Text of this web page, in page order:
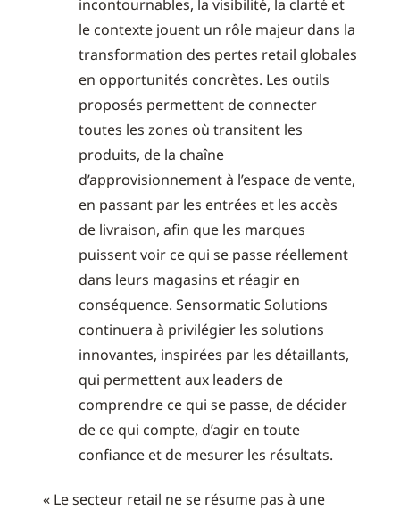
incontournables, la visibilité, la clarté et
le contexte jouent un rôle majeur dans la
transformation des pertes retail globales
en opportunités concrètes. Les outils
proposés permettent de connecter
toutes les zones où transitent les
produits, de la chaîne
d’approvisionnement à l’espace de vente,
en passant par les entrées et les accès
de livraison, afin que les marques
puissent voir ce qui se passe réellement
dans leurs magasins et réagir en
conséquence. Sensormatic Solutions
continuera à privilégier les solutions
innovantes, inspirées par les détaillants,
qui permettent aux leaders de
comprendre ce qui se passe, de décider
de ce qui compte, d’agir en toute
confiance et de mesurer les résultats.
« Le secteur retail ne se résume pas à une